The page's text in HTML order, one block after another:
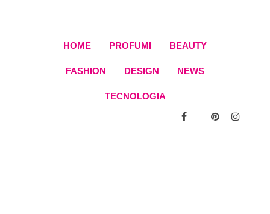
HOME PROFUMI BEAUTY
FASHION DESIGN NEWS
TECNOLOGIA